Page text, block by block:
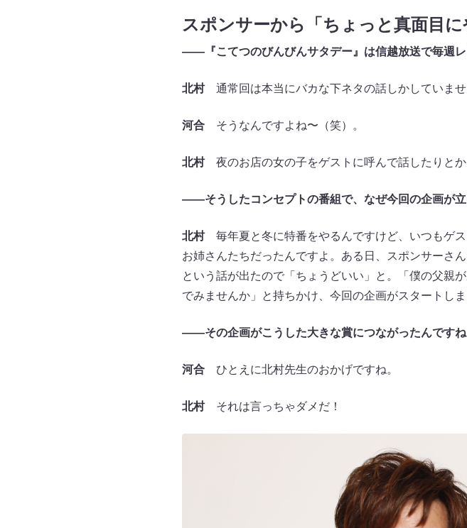
スポンサーから「ちょっと真面目
――『こてつのびんびんサタデー』は信越放送で毎週
北村通常回は本当にバカな下ネタの話しかしていませ
河合そうなんですよね〜（笑）。
北村夜のお店の女の子をゲストに呼んで話したりとか
――そうしたコンセプトの番組で、なぜ今回の企画が立
北村毎年夏と冬に特番をやるんですけど、いつもゲ
お姉さんたちだったんですよ。ある日、スポンサーさ
という話が出たので「ちょうどいい」と。「僕の父親
でみませんか」と持ちかけ、今回の企画がスタートしま
――その企画がこうした大きな賞につながったんですね
河合ひとえに北村先生のおかげですね。
北村それは言っちゃダメだ！